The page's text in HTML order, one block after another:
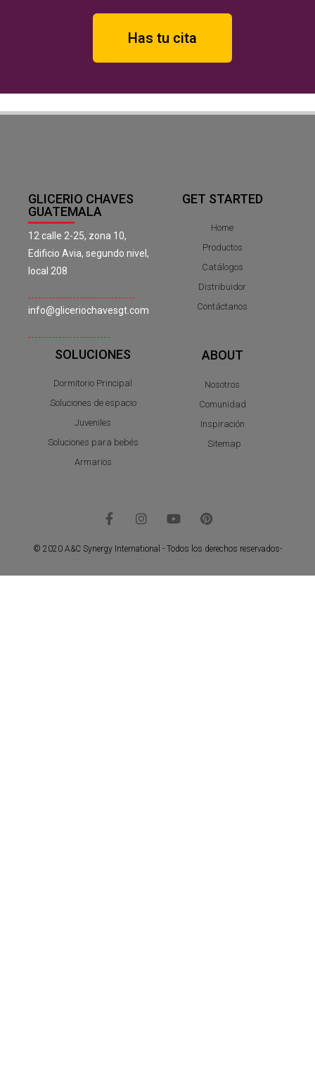
Has tu cita
GLICERIO CHAVES
GUATEMALA
12 calle 2-25, zona 10,
Edificio Avia, segundo nivel,
local 208
info@gliceriochavesgt.com
GET STARTED
Home
Productos
Catálogos
Distribuidor
Contáctanos
SOLUCIONES
Dormitorio Principal
Soluciones de espacio
Juveniles
Soluciones para bebés
Armarios
ABOUT
Nosotros
Comunidad
Inspiración
Sitemap
© 2020 A&C Synergy International - Todos los derechos reservados-